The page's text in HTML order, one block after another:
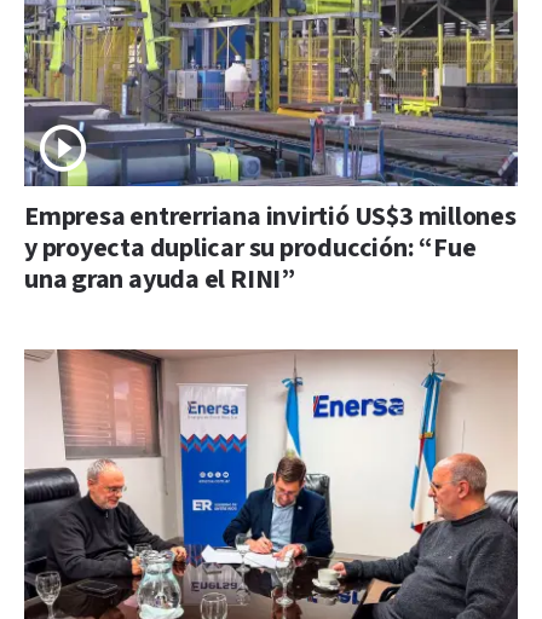
Empresa entrerriana invirtió US$3 millones
y proyecta duplicar su producción: “Fue
una gran ayuda el RINI”